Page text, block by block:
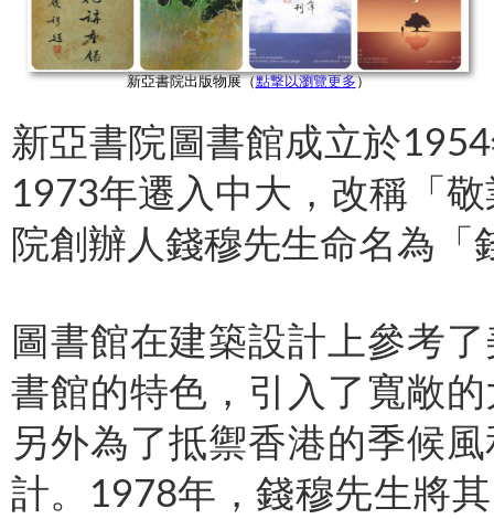
新亞書院出版物展（點撃以瀏覽更多）
新亞書院圖書館成立於
1973年遷入中大，改稱「
院創辦人錢穆先生命名為「
圖書館在建築設計上參考
書館的特色，引入了寬敞
另外為了抵禦香港的季候
計。1978年，錢穆先生將